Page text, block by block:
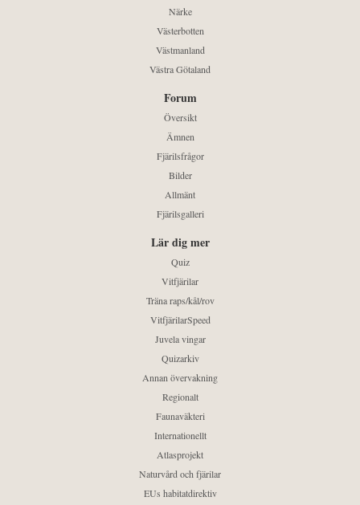
Närke
Västerbotten
Västmanland
Västra Götaland
Forum
Översikt
Ämnen
Fjärilsfrågor
Bilder
Allmänt
Fjärilsgalleri
Lär dig mer
Quiz
Vitfjärilar
Träna raps/kål/rov
VitfjärilarSpeed
Juvela vingar
Quizarkiv
Annan övervakning
Regionalt
Faunaväkteri
Internationellt
Atlasprojekt
Naturvård och fjärilar
EUs habitatdirektiv